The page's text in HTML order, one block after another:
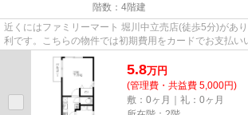
階数：4階建
近くにはファミリーマート 堀川中立売店(徒歩5分)があ
利です。こちらの物件では初期費用をカードでお支払い
歩14分と、立地が魅力的な...
5.8万円
(管理費・共益費 5,000円)
敷：0ヶ月｜礼：0ヶ月